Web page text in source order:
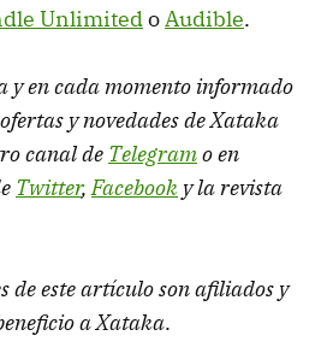
UnlimitedoAudible.
y en cada momento informado
y novedades de Xataka
canal de Telegramo en
Twitter,Facebook y la revista
de este artículo son afiliados y
a Xataka.